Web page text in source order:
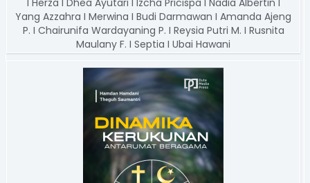
Yang Azzahra I Merwina I Budi Darmawan I Amanda Ajeng
P. I Chairunifa Wardayaning P. I Reysia Putri M. I Rusnita
Maulany F. I Septia I Ubai Hawani